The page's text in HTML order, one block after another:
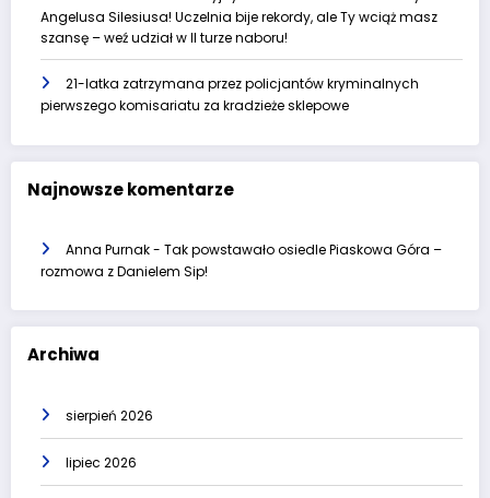
Angelusa Silesiusa! Uczelnia bije rekordy, ale Ty wciąż masz
szansę – weź udział w II turze naboru!
21-latka zatrzymana przez policjantów kryminalnych
pierwszego komisariatu za kradzieże sklepowe
Najnowsze komentarze
Anna Purnak- Tak powstawało osiedle Piaskowa Góra –
rozmowa z Danielem Sip!
Archiwa
sierpień 2026
lipiec 2026